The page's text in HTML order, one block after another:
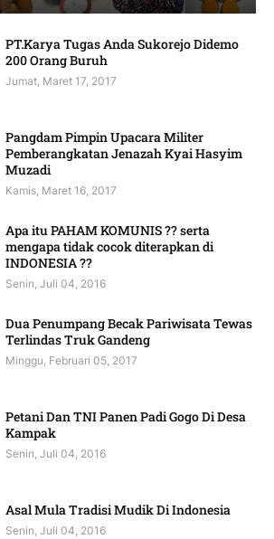
PT.Karya Tugas Anda Sukorejo Didemo
200 Orang Buruh
Jumat, Maret 17, 2017
Pangdam Pimpin Upacara Militer
Pemberangkatan Jenazah Kyai Hasyim
Muzadi
Kamis, Maret 16, 2017
Apa itu PAHAM KOMUNIS ?? serta
mengapa tidak cocok diterapkan di
INDONESIA ??
Senin, Juli 04, 2016
Dua Penumpang Becak Pariwisata Tewas
Terlindas Truk Gandeng
Minggu, Februari 05, 2017
Petani Dan TNI Panen Padi Gogo Di Desa
Kampak
Senin, Juli 04, 2016
Asal Mula Tradisi Mudik Di Indonesia
Senin, Juli 04, 2016